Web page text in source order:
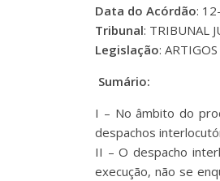
Data do Acórdão:
Tribunal: TRIBUNAL
Legislação:
Sumário:
I – No âmbito do
despachos
II – O despacho
execução, não se